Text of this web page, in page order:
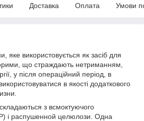
Доставка Оплата Умови
яке використовується як засіб для
що страждають нетриманням,
у після операційний період, в
в якості додаткового
з всмоктуючого
і распушенной целюлози. Одна